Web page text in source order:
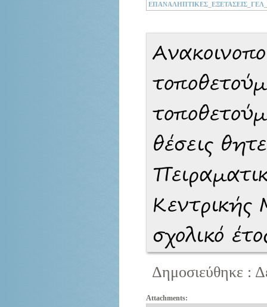
θέσεις
Κεντρικής
σχολικό
Δημοσιεύθηκε :
Attachments: